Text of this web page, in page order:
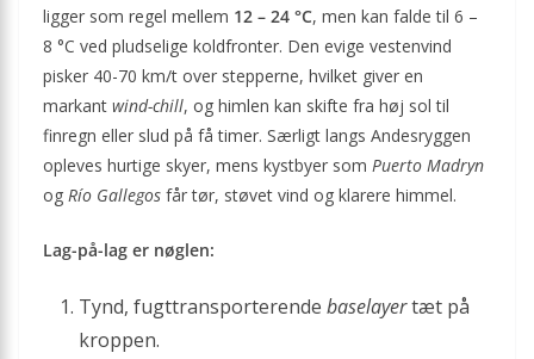
ligger som regel mellem 12 – 24 °C, men kan falde til 6 –
8 °C ved pludselige koldfronter. Den evige vestenvind
pisker 40-70 km/t over stepperne, hvilket giver en
markant wind-chill, og himlen kan skifte fra høj sol til
finregn eller slud på få timer. Særligt langs Andesryggen
opleves hurtige skyer, mens kystbyer som Puerto Madryn
og Río Gallegos får tør, støvet vind og klarere himmel.
Lag-på-lag er nøglen:
Tynd, fugttransporterende baselayertæt på
kroppen.